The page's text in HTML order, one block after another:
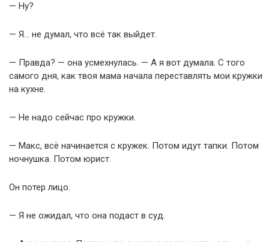
— Ну?
— Я… не думал, что всё так выйдет.
— Правда? — она усмехнулась. — А я вот думала. С того
самого дня, как твоя мама начала переставлять мои кружки
на кухне.
— Не надо сейчас про кружки.
— Макс, всё начинается с кружек. Потом идут тапки. Потом
ночнушка. Потом юрист.
Он потер лицо.
— Я не ожидал, что она подаст в суд.